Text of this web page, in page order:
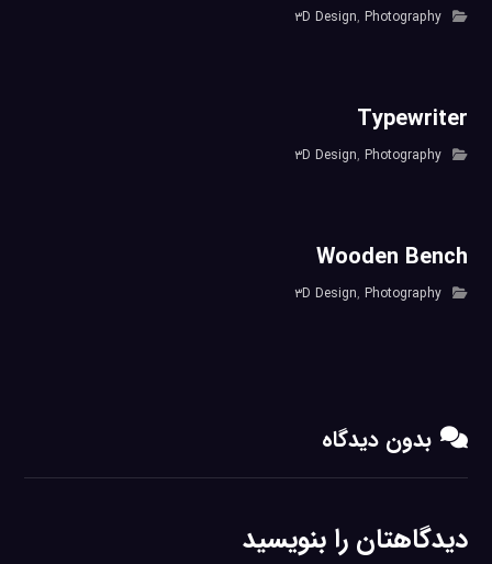
۳D Design, Photography
Typewriter
۳D Design, Photography
Wooden Bench
۳D Design, Photography
بدون دیدگاه
دیدگاهتان را بنویسید